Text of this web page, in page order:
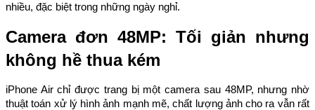
nhiều, đặc biệt trong những ngày nghỉ.
Camera đơn 48MP: Tối giản nhưng
không hề thua kém
iPhone Air chỉ được trang bị một camera sau 48MP, nhưng nhờ
thuật toán xử lý hình ảnh mạnh mẽ, chất lượng ảnh cho ra vẫn rất